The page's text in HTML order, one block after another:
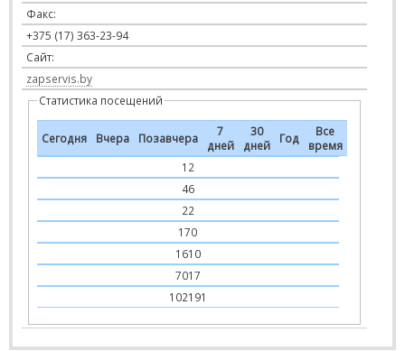
Факс:
+375 (17) 363-23-94
Сайт:
zapservis.by
Статистика посещений
Сегодня Вчера Позавчера
7
дней
30
дней
Год
Все
время
12
46
22
170
1610
7017
102191